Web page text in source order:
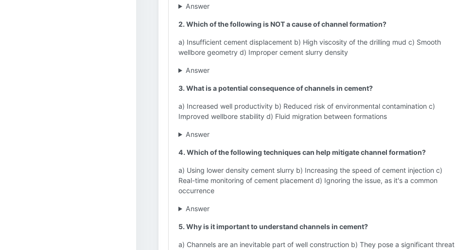
Answer
2. Which of the following is NOT a cause of channel formation?
a) Insufficient cement displacement b) High viscosity of the drilling mud c) Smooth
wellbore geometry d) Improper cement slurry density
Answer
3. What is a potential consequence of channels in cement?
a) Increased well productivity b) Reduced risk of environmental contamination c)
Improved wellbore stability d) Fluid migration between formations
Answer
4. Which of the following techniques can help mitigate channel formation?
a) Using lower density cement slurry b) Increasing the speed of cement injection c)
Real-time monitoring of cement placement d) Ignoring the issue, as it's a common
occurrence
Answer
5. Why is it important to understand channels in cement?
a) Channels are an inevitable part of well construction b) They pose a significant threat